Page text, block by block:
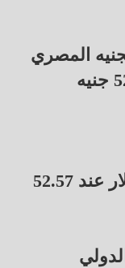
المصري
في بنك البركة - مصر مستوى 52.55 جنيه
وفي بنك نكست، استقر سعر الدولار عند 52.57